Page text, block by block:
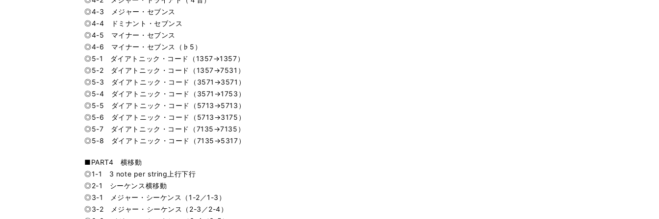
◎4-3 メジャー・セブンス
◎4-4 ドミナント・セブンス
◎4-5 マイナー・セブンス
◎4-6 マイナー・セブンス（♭5）
◎5-1 ダイアトニック・コード（1357→1357）
◎5-2 ダイアトニック・コード（1357→7531）
◎5-3 ダイアトニック・コード（3571→3571）
◎5-4 ダイアトニック・コード（3571→1753）
◎5-5 ダイアトニック・コード（5713→5713）
◎5-6 ダイアトニック・コード（5713→3175）
◎5-7 ダイアトニック・コード（7135→7135）
◎5-8 ダイアトニック・コード（7135→5317）
■PART4 横移動
◎1-1 3 note per string上行下行
◎2-1 シーケンス横移動
◎3-1 メジャー・シーケンス（1-2／1-3）
◎3-2 メジャー・シーケンス（2-3／2-4）